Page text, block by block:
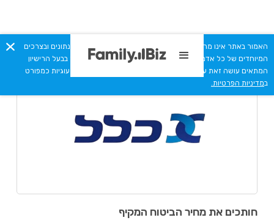
< חזרה להטבות
חותכים את מחיר הביטוח המקיף
האמור באתר אינו מהווה יעוץ מקצועי או תחליף לייעוץ המתחשב בנתונים ובצרכים
המיוחדים של כל אדם. כל המסתמך על תכני האתר מבלי להיוועץ בבעל הרישיון
המתאים עושה זאת על אחריותו בלבד. האתר עושה שימוש בקבצי עוגיות כמפורט
במדיניות הפרטיות.